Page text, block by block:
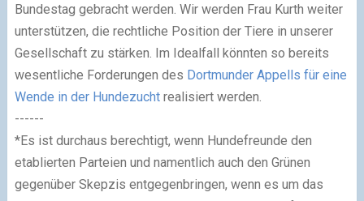
Bundestag gebracht werden. Wir werden Frau Kurth weiter
unterstützen, die rechtliche Position der Tiere in unserer
Gesellschaft zu stärken. Im Idealfall könnten so bereits
wesentliche Forderungen des Dortmunder Appells für eine
Wende in der Hundezucht realisiert werden.
------
*Es ist durchaus berechtigt, wenn Hundefreunde den
etablierten Parteien und namentlich auch den Grünen
gegenüber Skepzis entgegenbringen, wenn es um das